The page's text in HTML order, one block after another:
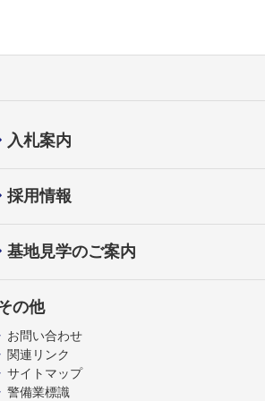
入札案内
採用情報
基地見学のご案内
の他
お問い合わせ
関連リンク
サイトマップ
警備業標識